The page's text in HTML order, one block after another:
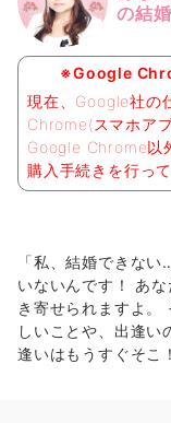
の結婚
※Google
現在、Google社の
Chrome(スマホア
Google Chrome以
購入手続きを行って
「私、結婚できな
いないんです！ あ
き寄せられますよ。
しいことや、出逢い
逢いはもうすぐそこ